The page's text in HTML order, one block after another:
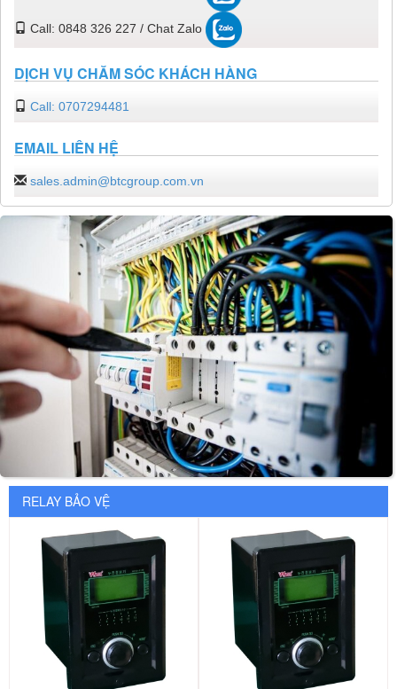
Call: 0848 326 227 / Chat Zalo
DỊCH VỤ CHĂM SÓC KHÁCH HÀNG
Call: 0707294481
EMAIL LIÊN HỆ
sales.admin@btcgroup.com.vn
RELAY BẢO VỆ